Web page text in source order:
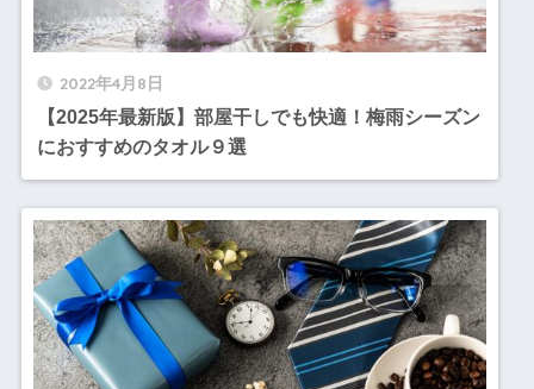
2022年4月8日
【2025年最新版】部屋干しでも快適！梅雨シーズン
におすすめのタオル９選